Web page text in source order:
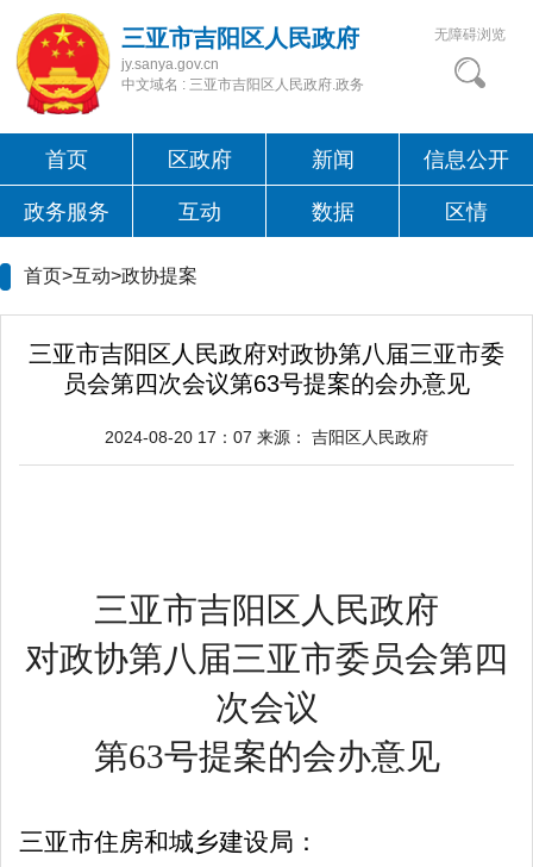
三亚市吉阳区人民政府
jy.sanya.gov.cn
中文域名 : 三亚市吉阳区人民政府.政务
无障碍浏览
首页 区政府 新闻 信息公开
政务服务 互动 数据 区情
首页>互动>政协提案
三亚市吉阳区人民政府对政协第八届三亚市委
员会第四次会议第63号提案的会办意见
2024-08-20 17：07 来源： 吉阳区人民政府
三亚市吉阳区人民政府
对政协第八届三亚市委员会第四
次会议
第63号提案的会办意见
三亚市住房和城乡建设局：